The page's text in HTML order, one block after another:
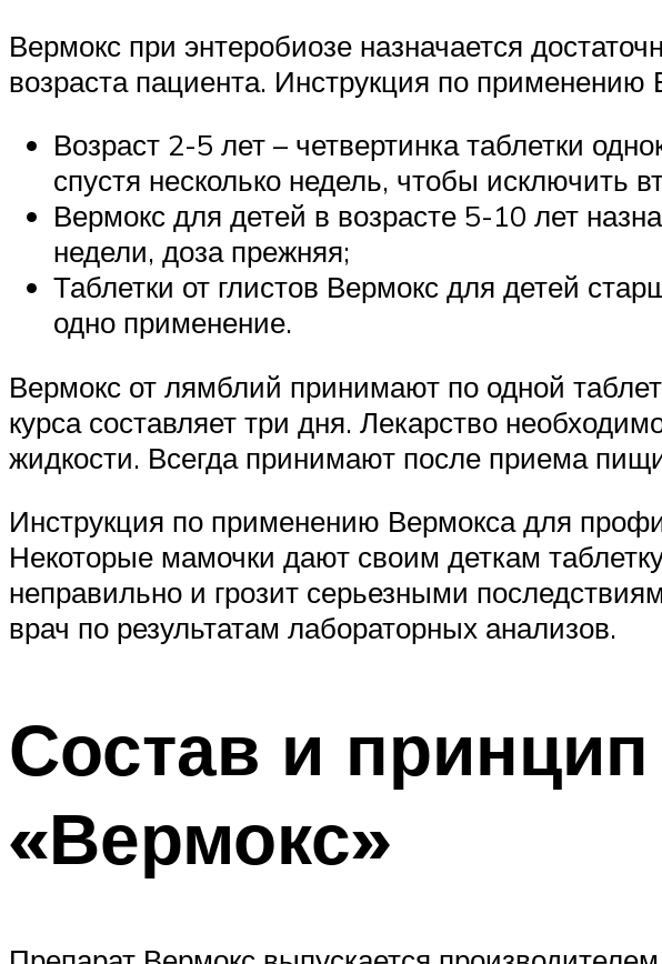
Вермокс при энтеробиозе назначается
возраста пациента. Инструкция по применению
Возраст 2-5 лет – четвертинка таблетки
спустя несколько недель, чтобы исключить
Вермокс для детей в возрасте 5-10 лет
недели, доза прежняя;
Таблетки от глистов Вермокс для детей
одно применение.
Вермокс от лямблий принимают по одной
курса составляет три дня. Лекарство
жидкости. Всегда принимают после приема
Инструкция по применению Вермокса для
Некоторые мамочки дают своим деткам
неправильно и грозит серьезными
врач по результатам лабораторных анализов.
Состав и
«Вермокс»